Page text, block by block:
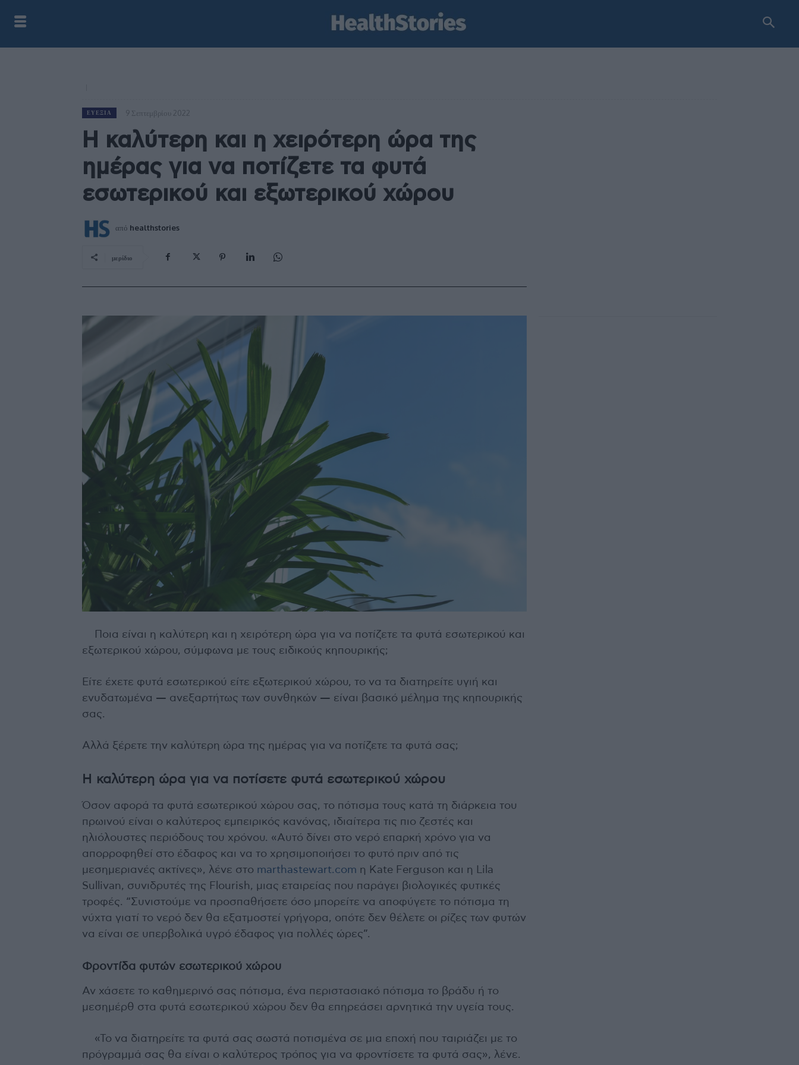
ΕΥΕΞΊΑ 9 Σεπτεμβρίου 2022
Η καλύτερη και η χειρότερη ώρα της
ημέρας για να ποτίζετε τα φυτά
εσωτερικού και εξωτερικού χώρου
από healthstories
μερίδιο
Ποια είναι η καλύτερη και η χειρότερη ώρα για να ποτίζετε τα φυτά εσωτερικού και
εξωτερικού χώρου, σύμφωνα με τους ειδικούς κηπουρικής;
Είτε έχετε φυτά εσωτερικού είτε εξωτερικού χώρου, το να τα διατηρείτε υγιή και
ενυδατωμένα — ανεξαρτήτως των συνθηκών — είναι βασικό μέλημα της κηπουρικής
σας.
Αλλά ξέρετε την καλύτερη ώρα της ημέρας για να ποτίζετε τα φυτά σας;
Η καλύτερη ώρα για να ποτίσετε φυτά εσωτερικού χώρου
Όσον αφορά τα φυτά εσωτερικού χώρου σας, το πότισμα τους κατά τη διάρκεια του
πρωινού είναι ο καλύτερος εμπειρικός κανόνας, ιδιαίτερα τις πιο ζεστές και
ηλιόλουστες περιόδους του χρόνου. «Αυτό δίνει στο νερό επαρκή χρόνο για να
απορροφηθεί στο έδαφος και να το χρησιμοποιήσει το φυτό πριν από τις
μεσημεριανές ακτίνες», λένε στο marthastewart.com η Kate Ferguson και η Lila
Sullivan, συνιδρυτές της Flourish, μιας εταιρείας που παράγει βιολογικές φυτικές
τροφές. “Συνιστούμε να προσπαθήσετε όσο μπορείτε να αποφύγετε το πότισμα τη
νύχτα γιατί το νερό δεν θα εξατμοστεί γρήγορα, οπότε δεν θέλετε οι ρίζες των φυτών
να είναι σε υπερβολικά υγρό έδαφος για πολλές ώρες”.
Φροντίδα φυτών εσωτερικού χώρου
Αν χάσετε το καθημερινό σας πότισμα, ένα περιστασιακό πότισμα το βράδυ ή το
μεσημέρθ στα φυτά εσωτερικού χώρου δεν θα επηρεάσει αρνητικά την υγεία τους.
«Το να διατηρείτε τα φυτά σας σωστά ποτισμένα σε μια εποχή που ταιριάζει με το
πρόγραμμά σας θα είναι ο καλύτερος τρόπος για να φροντίσετε τα φυτά σας», λένε.